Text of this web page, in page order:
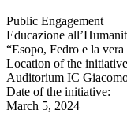
Public Engagement
Educazione
“Esopo, Fedro e la vera
Location of the
Auditorium IC
Date of the initiative:
March 5, 2024